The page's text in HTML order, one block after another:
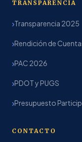
TRANSPARENCIA
Transparencia 2025
Rendición de
PAC 2026
PDOT y PUGS
Presupuesto
CONTACTO